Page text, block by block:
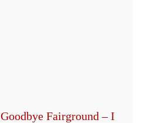
Goodbye Fairground – I